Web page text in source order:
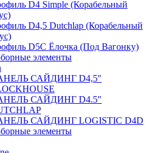
D4 Simple (Корабельный
D4,5 Dutchlap (Корабельный
D5C Ёлочка (Под Вагонку)
элементы
САЙДИНГ D4,5″
САЙДИНГ D4.5″
САЙДИНГ LOGISTIC D4D
элементы